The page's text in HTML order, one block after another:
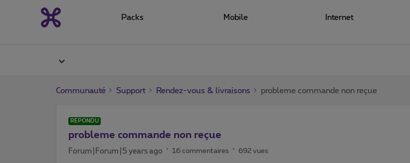
Packs Mobile Internet
Communauté Support Rendez-vous & livraisons probleme commande non reçue
RÉPONDU
probleme commande non reçue
Forum|Forum|5 years ago 16 commentaires 692 vues